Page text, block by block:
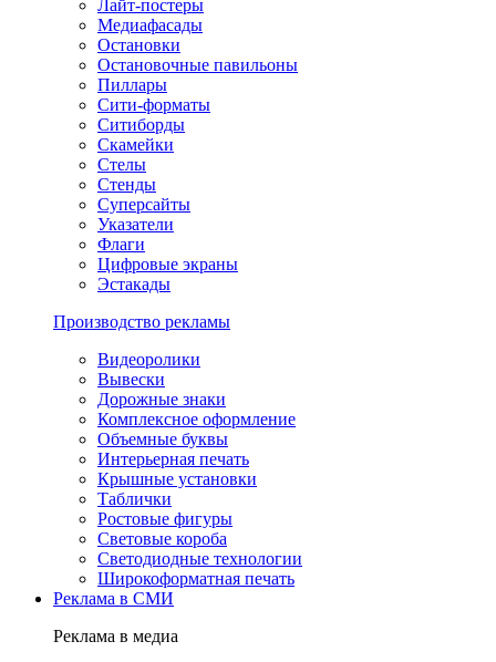
Лайт-постеры
Медиафасады
Остановки
Остановочные павильоны
Пиллары
Сити-форматы
Ситиборды
Скамейки
Стелы
Стенды
Суперсайты
Указатели
Флаги
Цифровые экраны
Эстакады
Производство рекламы
Видеоролики
Вывески
Дорожные знаки
Комплексное оформление
Объемные буквы
Интерьерная печать
Крышные установки
Таблички
Ростовые фигуры
Световые короба
Светодиодные технологии
Широкоформатная печать
Реклама в СМИ
Реклама в медиа